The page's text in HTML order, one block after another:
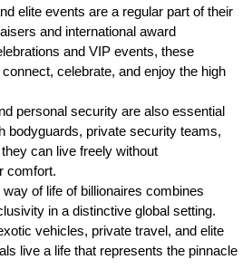
elite events are a regular part of their
and international award
and VIP events, these
celebrate, and enjoy the high
personal security are also essential
bodyguards, private security teams,
can live freely without
comfort.
of life of billionaires combines
in a distinctive global setting.
vehicles, private travel, and elite
live a life that represents the pinnacle